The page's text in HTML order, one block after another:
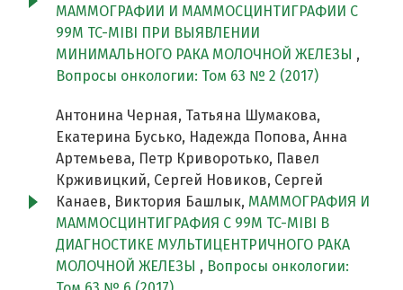
МАММОГРАФИИ И МАММОСЦИНТИГРАФИИ С
99М TC-MIBI ПРИ ВЫЯВЛЕНИИ
МИНИМАЛЬНОГО РАКА МОЛОЧНОЙ ЖЕЛЕЗЫ ,
Вопросы онкологии: Том 63 № 2 (2017)
Антонина Черная, Татьяна Шумакова,
Екатерина Бусько, Надежда Попова, Анна
Артемьева, Петр Криворотько, Павел
Крживицкий, Сергей Новиков, Сергей
Канаев, Виктория Башлык, МАММОГРАФИЯ И
МАММОСЦИНТИГРАФИЯ С 99М TC-MIBI В
ДИАГНОСТИКЕ МУЛЬТИЦЕНТРИЧНОГО РАКА
МОЛОЧНОЙ ЖЕЛЕЗЫ , Вопросы онкологии: